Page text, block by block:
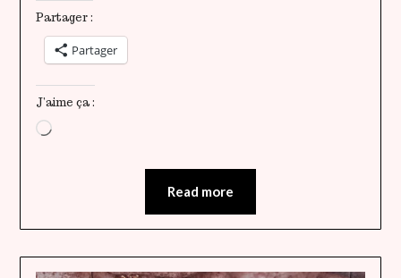
Partager :
Partager
J’aime ça :
Chargement…
Read more